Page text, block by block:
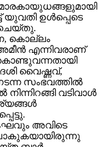
യുവതി ഉള്‍പ്പെടെ
ചെയ്തു.
കൊല്ലം
എന്നിവരാണ്
കൊണ്ടുവന്നതായി
വൈഷ്ണവ്,
സംഭവത്തില്‍
വടിവാള്‍
അവിടെ